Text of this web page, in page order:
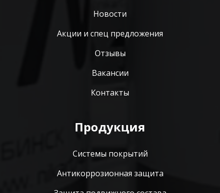
Новости
Акции и спец предложения
Отзывы
Вакансии
Контакты
Продукция
Системы покрытий
Антикоррозионная защита